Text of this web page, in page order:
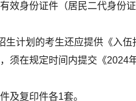
效身份证件（居民二代身份
生计划的考生还应提供《入伍
须在规定时间内提交《
及复印件各1套。